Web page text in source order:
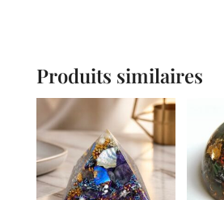
Produits similaires